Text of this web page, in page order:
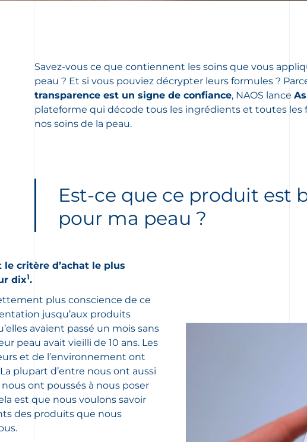
Savez-vous ce que contiennent les soins que vous
peau ? Et si vous pouviez décrypter leurs formules ?
transparence est un signe de confiance, NAOS lance
plateforme qui décode tous les ingrédients et toutes les
nos soins de la peau.
Est-ce que ce produit est
pour ma peau ?
critère d’achat le plus
dix1.
plus conscience de ce
jusqu’aux produits
avaient passé un mois sans
peau avait vieilli de 10 ans. Les
et de l’environnement ont
plupart d’entre nous ont aussi
ont poussés à nous poser
est que nous voulons savoir
des produits que nous